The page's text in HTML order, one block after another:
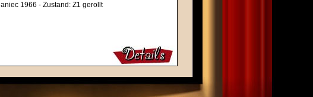
1966 - Zustand: Z1 gerollt